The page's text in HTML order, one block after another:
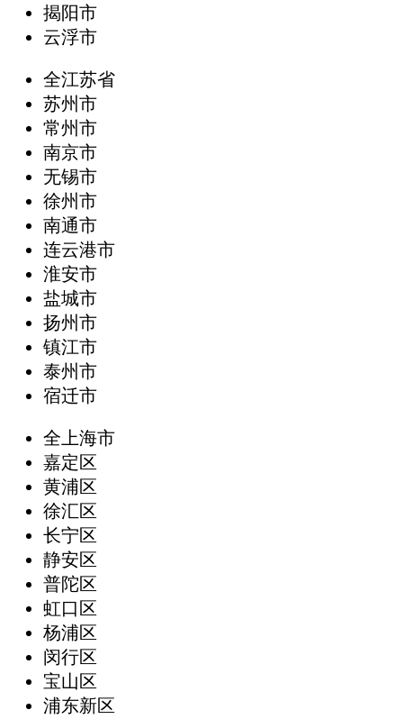
揭阳市
云浮市
全江苏省
苏州市
常州市
南京市
无锡市
徐州市
南通市
连云港市
淮安市
盐城市
扬州市
镇江市
泰州市
宿迁市
全上海市
嘉定区
黄浦区
徐汇区
长宁区
静安区
普陀区
虹口区
杨浦区
闵行区
宝山区
浦东新区